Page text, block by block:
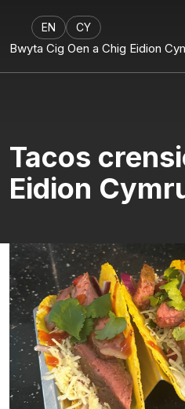
EN CY
Bwyta Cig Oen a Chig Eidion
Tacos
Eidion